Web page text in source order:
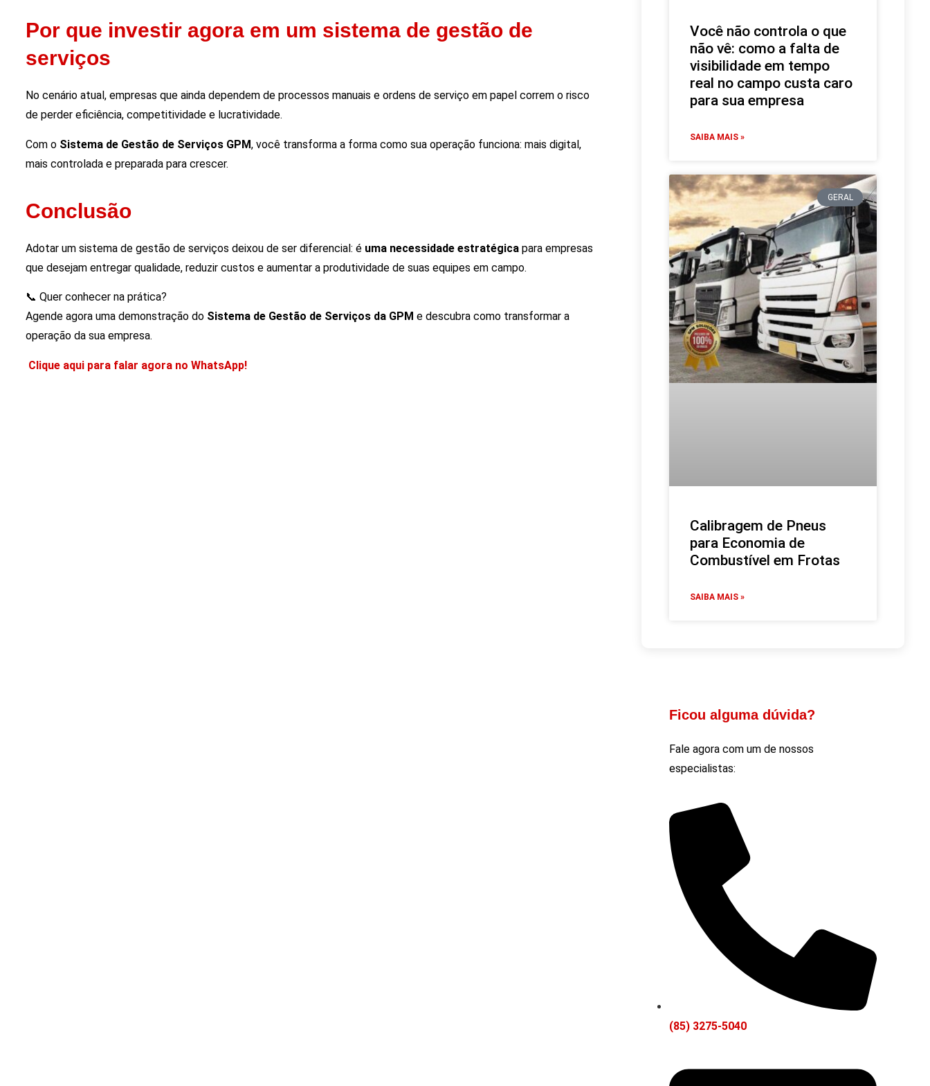
Por que investir agora em um sistema de gestão de
serviços
No cenário atual, empresas que ainda dependem de processos manuais e ordens de serviço em papel correm o risco
de perder eficiência, competitividade e lucratividade.
Com o Sistema de Gestão de Serviços GPM, você transforma a forma como sua operação funciona: mais digital,
mais controlada e preparada para crescer.
Conclusão
Adotar um sistema de gestão de serviços deixou de ser diferencial: é uma necessidade estratégica para empresas
que desejam entregar qualidade, reduzir custos e aumentar a produtividade de suas equipes em campo.
📞 Quer conhecer na prática?
Agende agora uma demonstração do Sistema de Gestão de Serviços da GPM e descubra como transformar a
operação da sua empresa.
Clique aqui para falar agora no WhatsApp!
Você não controla o que
não vê: como a falta de
visibilidade em tempo
real no campo custa caro
para sua empresa
SAIBA MAIS »
GERAL
Calibragem de Pneus
para Economia de
Combustível em Frotas
SAIBA MAIS »
Ficou alguma dúvida?
Fale agora com um de nossos
especialistas:
(85) 3275-5040